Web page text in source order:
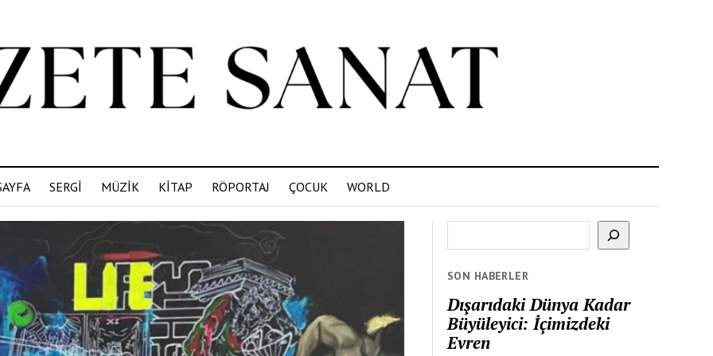
SERGİ MÜZİK KİTAP RÖPORTAJ ÇOCUK WORLD
SON HABERLER
Dışarıdaki Dünya Kadar
Büyüleyici: İçimizdeki
Evren